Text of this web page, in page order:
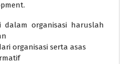
dalam organisasi haruslah
organisasi serta asas